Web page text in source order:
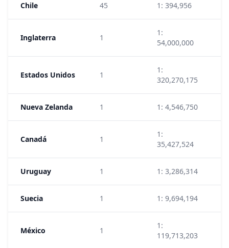
Chile 45 1: 394,956
Inglaterra 1
1:
54,000,000
Estados Unidos 1
1:
320,270,175
Nueva Zelanda 1 1: 4,546,750
Canadá 1
1:
35,427,524
Uruguay 1 1: 3,286,314
Suecia 1 1: 9,694,194
México 1
1:
119,713,203